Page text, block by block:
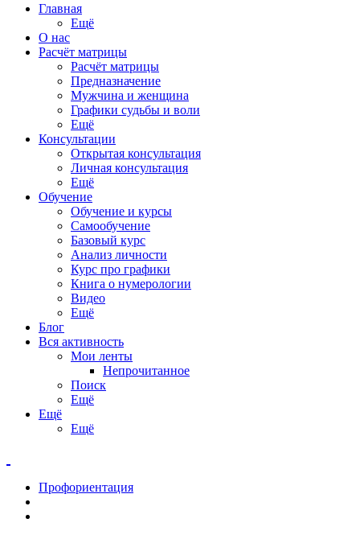
Главная
Ещё
О нас
Расчёт матрицы
Расчёт матрицы
Предназначение
Мужчина и женщина
Графики судьбы и воли
Ещё
Консультации
Открытая консультация
Личная консультация
Ещё
Обучение
Обучение и курсы
Самообучение
Базовый курс
Анализ личности
Курс про графики
Книга о нумерологии
Видео
Ещё
Блог
Вся активность
Мои ленты
Непрочитанное
Поиск
Ещё
Ещё
Ещё
Профориентация